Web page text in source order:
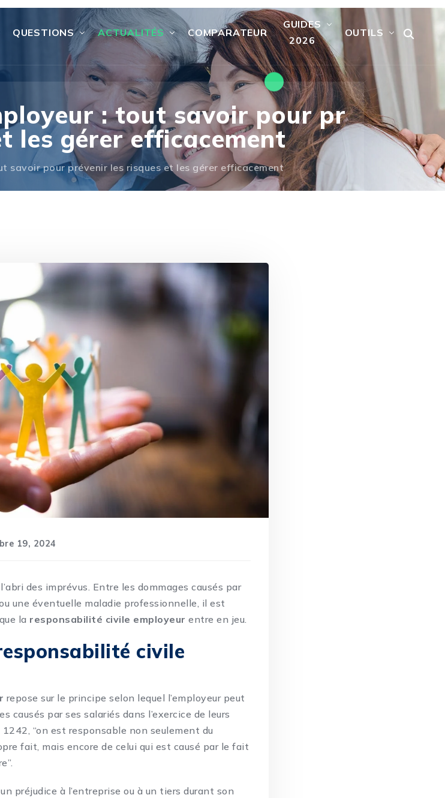
QUESTIONS ACTUALITÉS COMPARATEUR
GUIDES
2026
OUTILS
: tout savoir pour pr
les gérer efficacement
savoir pour prévenir les risques et les gérer efficacement
19, 2024
des imprévus. Entre les dommages causés par
une éventuelle maladie professionnelle, il est
la responsabilité civile employeur entre en jeu.
civile
repose sur le principe selon lequel l’employeur peut
causés par ses salariés dans l’exercice de leurs
“on est responsable non seulement du
fait, mais encore de celui qui est causé par le fait
préjudice à l’entreprise ou à un tiers durant son